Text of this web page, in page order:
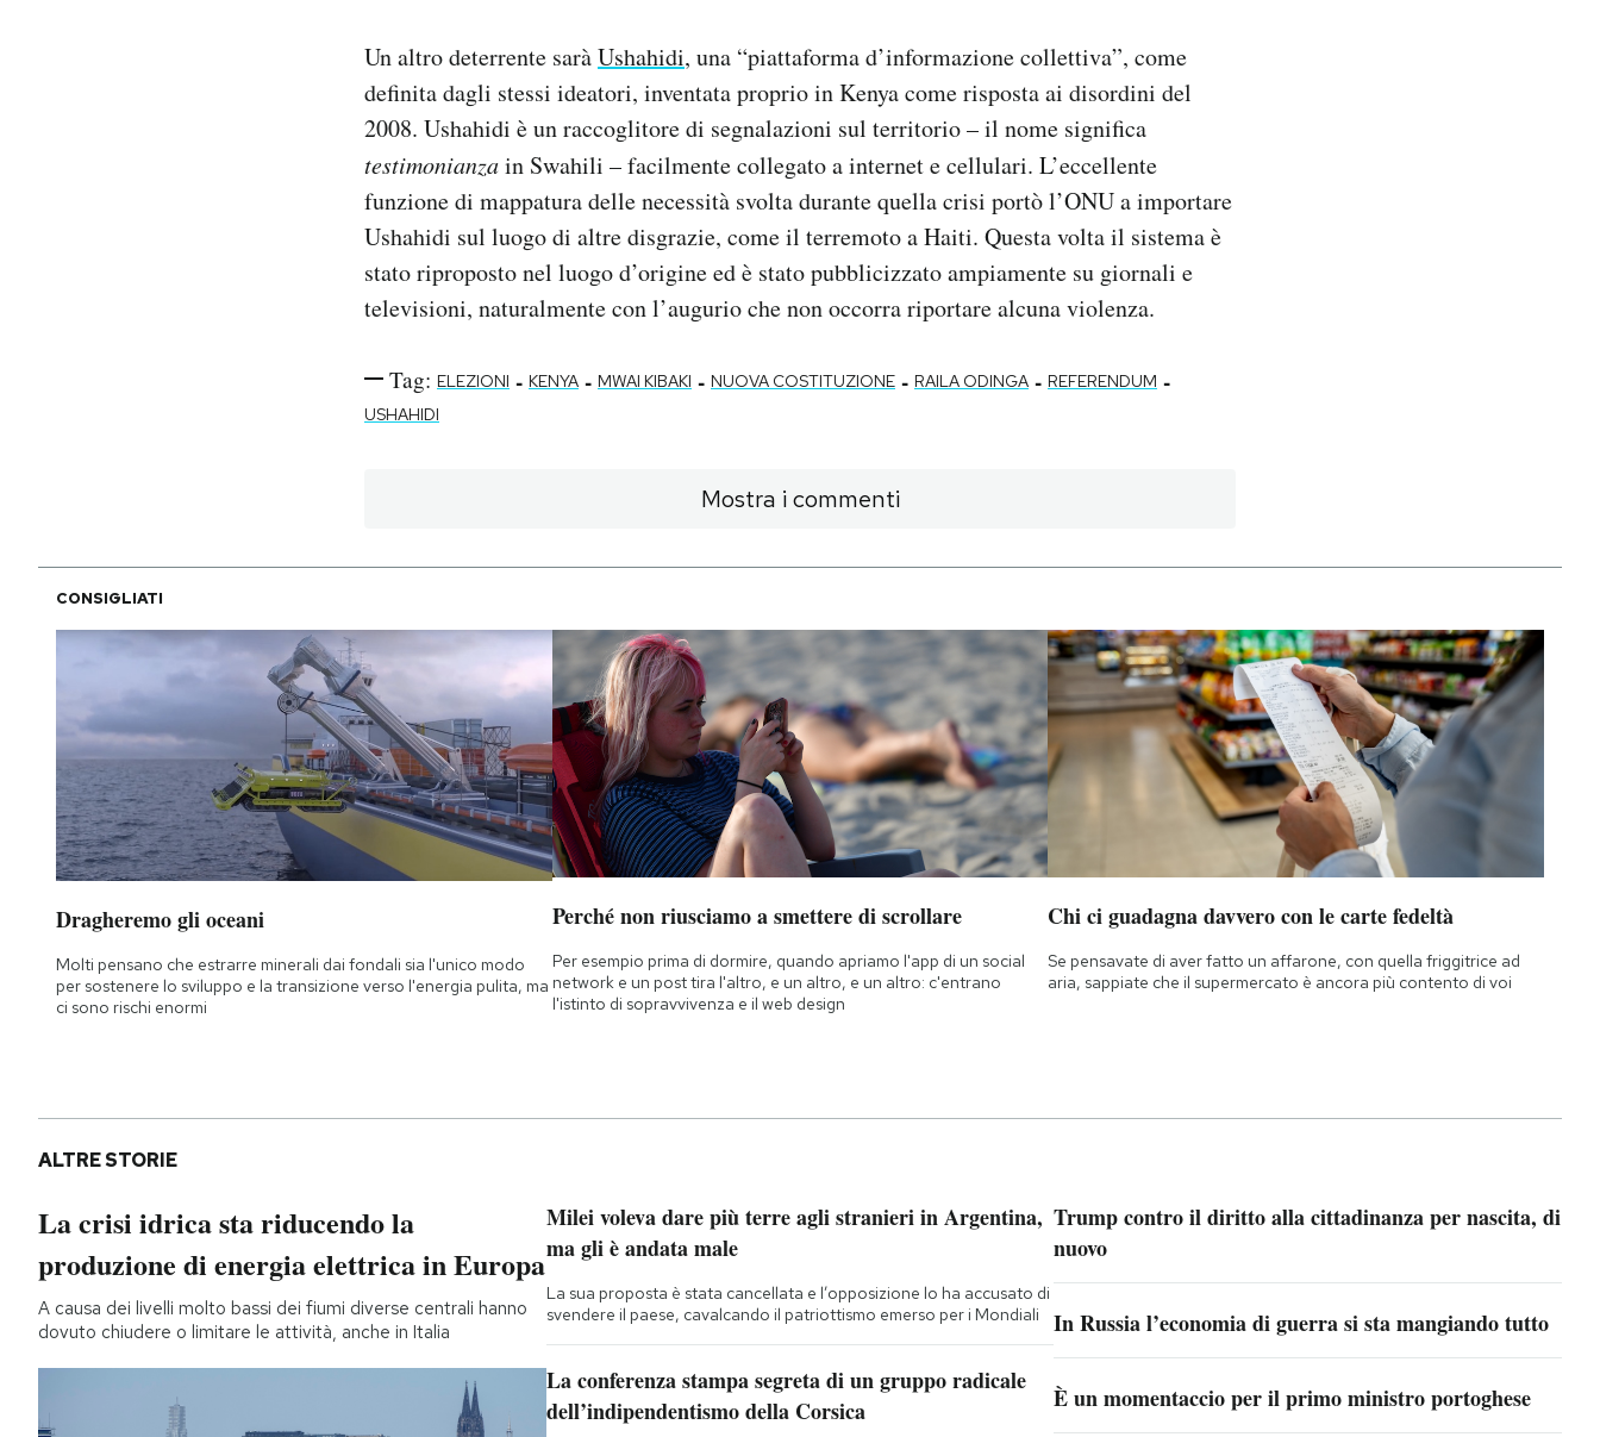
Un altro deterrente saràUshahidi, una “piattaforma d’informazione collettiva”, come
definita dagli stessi ideatori, inventata proprio in Kenya come risposta ai disordini del
2008. Ushahidi è un raccoglitore di segnalazioni sul territorio – il nome significa
testimonianzain Swahili – facilmente collegato a internet e cellulari. L’eccellente
funzione di mappatura delle necessità svolta durante quella crisi portò l’ONU a importare
Ushahidi sul luogo di altre disgrazie, come il terremoto a Haiti. Questa volta il sistema è
stato riproposto nel luogo d’origine ed è stato pubblicizzato ampiamente su giornali e
televisioni, naturalmente con l’augurio che non occorra riportare alcuna violenza.
Tag: ELEZIONI - KENYA - MWAI KIBAKI - NUOVA COSTITUZIONE - RAILA ODINGA - REFERENDUM -
USHAHIDI
Mostra i commenti
CONSIGLIATI
Dragheremo gli oceani
Molti pensano che estrarre minerali dai fondali sia l'unico modo
per sostenere lo sviluppo e la transizione verso l'energia pulita, ma
ci sono rischi enormi
Perché non riusciamo a smettere di scrollare
Per esempio prima di dormire, quando apriamo l'app di un social
network e un post tira l'altro, e un altro, e un altro: c'entrano
l'istinto di sopravvivenza e il web design
Chi ci guadagna davvero con le carte fedeltà
Se pensavate di aver fatto un affarone, con quella friggitrice ad
aria, sappiate che il supermercato è ancora più contento di voi
ALTRE STORIE
La crisi idrica sta riducendo la
produzione di energia elettrica in Europa
A causa dei livelli molto bassi dei fiumi diverse centrali hanno
dovuto chiudere o limitare le attività, anche in Italia
Milei voleva dare più terre agli stranieri in Argentina,
ma gli è andata male
La sua proposta è stata cancellata e l’opposizione lo ha accusato di
svendere il paese, cavalcando il patriottismo emerso per i Mondiali
La conferenza stampa segreta di un gruppo radicale
dell’indipendentismo della Corsica
Trump contro il diritto alla cittadinanza per nascita, di
nuovo
In Russia l’economia di guerra si sta mangiando tutto
È un momentaccio per il primo ministro portoghese